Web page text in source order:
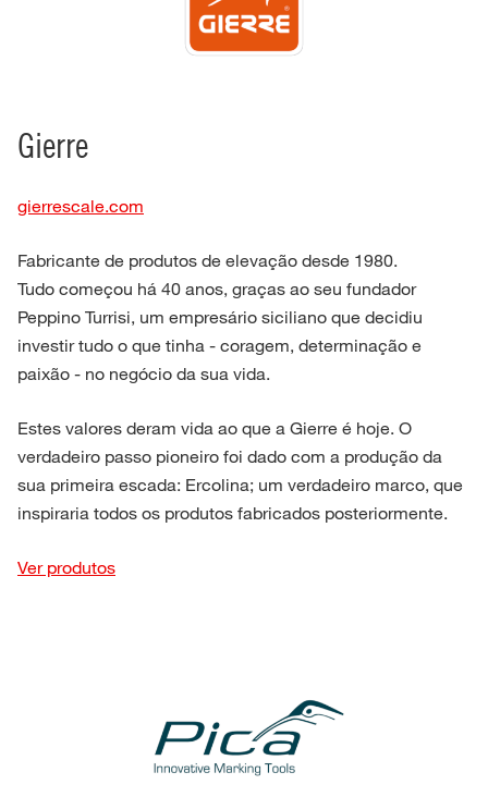
Gierre
gierrescale.com
Fabricante de produtos de elevação desde 1980.
Tudo começou há 40 anos, graças ao seu fundador
Peppino Turrisi, um empresário siciliano que decidiu
investir tudo o que tinha - coragem, determinação e
paixão - no negócio da sua vida.
Estes valores deram vida ao que a Gierre é hoje. O
verdadeiro passo pioneiro foi dado com a produção da
sua primeira escada: Ercolina; um verdadeiro marco, que
inspiraria todos os produtos fabricados posteriormente.
Ver produtos